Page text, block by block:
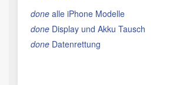
done alle iPhone Modelle
done Display und Akku Tausch
done Datenrettung